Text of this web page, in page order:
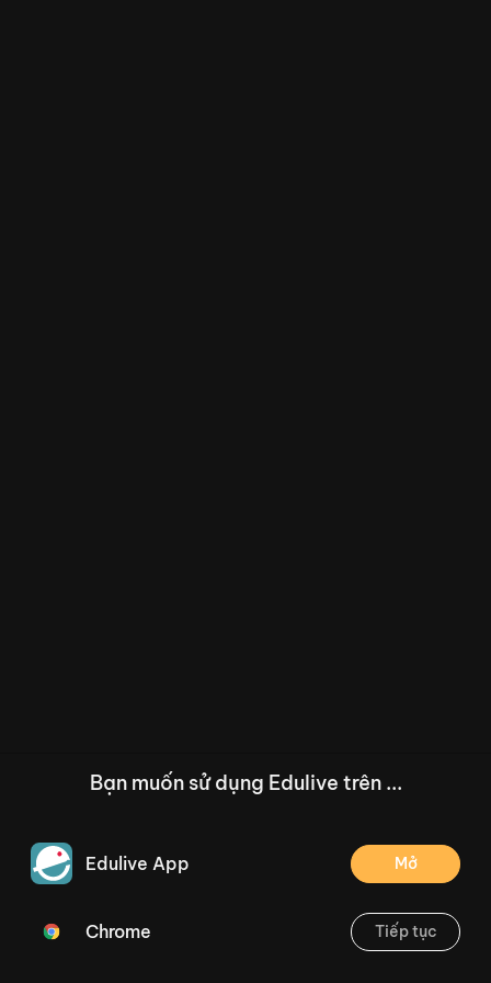
/--
Thoát
Bạn muốn sử dụng Edulive trên ...
Edulive App Mở
Chrome Tiếp tục